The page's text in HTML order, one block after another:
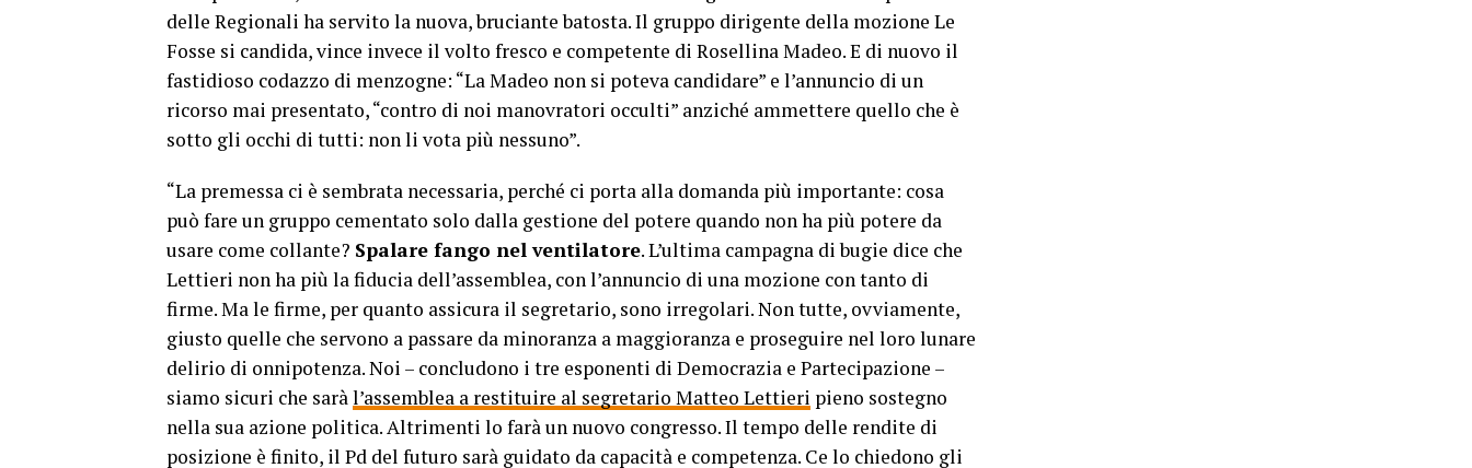
delle Regionali ha servito la nuova, bruciante batosta. Il gruppo dirigente della mozione Le
Fosse si candida, vince invece il volto fresco e competente di Rosellina Madeo. E di nuovo il
fastidioso codazzo di menzogne: “La Madeo non si poteva candidare” e l’annuncio di un
ricorso mai presentato, “contro di noi manovratori occulti” anziché ammettere quello che è
sotto gli occhi di tutti: non li vota più nessuno”.
“La premessa ci è sembrata necessaria, perché ci porta alla domanda più importante: cosa
può fare un gruppo cementato solo dalla gestione del potere quando non ha più potere da
usare come collante? Spalare fango nel ventilatore. L’ultima campagna di bugie dice che
Lettieri non ha più la fiducia dell’assemblea, con l’annuncio di una mozione con tanto di
firme. Ma le firme, per quanto assicura il segretario, sono irregolari. Non tutte, ovviamente,
giusto quelle che servono a passare da minoranza a maggioranza e proseguire nel loro lunare
delirio di onnipotenza. Noi – concludono i tre esponenti di Democrazia e Partecipazione –
siamo sicuri che saràl’assemblea a restituire al segretario Matteo Lettieri pieno sostegno
nella sua azione politica. Altrimenti lo farà un nuovo congresso. Il tempo delle rendite di
posizione è finito, il Pd del futuro sarà guidato da capacità e competenza. Ce lo chiedono gli